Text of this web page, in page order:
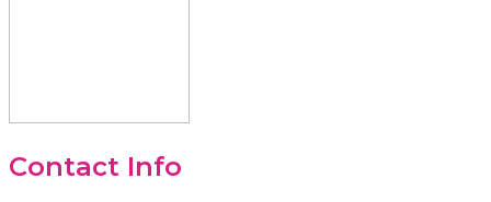
Contact Info